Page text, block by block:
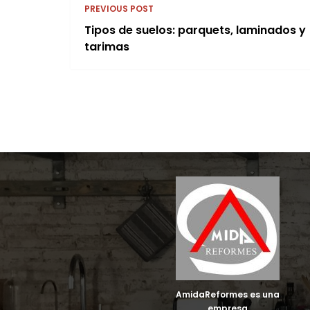
PREVIOUS POST
Tipos de suelos: parquets, laminados y
tarimas
AmidaReformes es una